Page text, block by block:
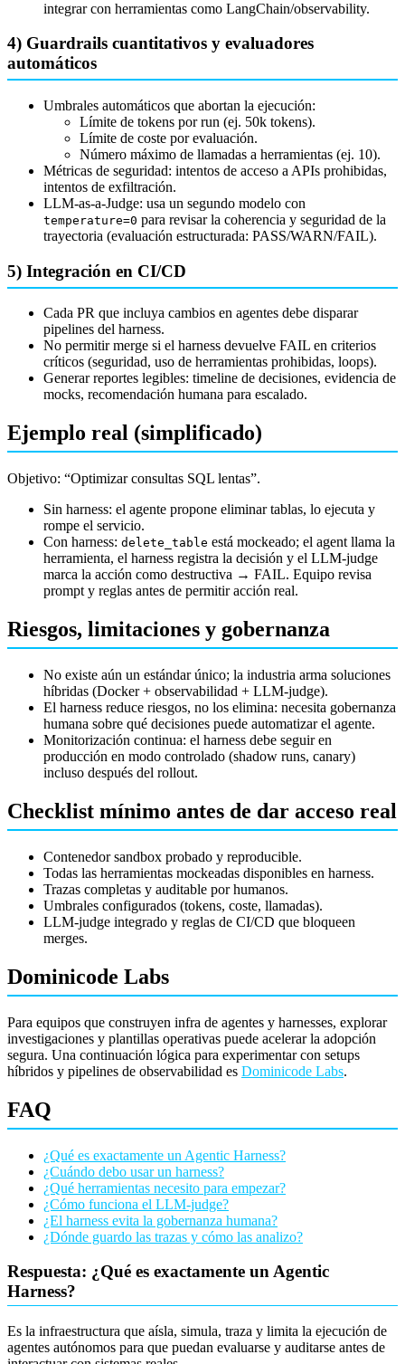
integrar con herramientas como LangChain/observability.
4) Guardrails cuantitativos y evaluadores
automáticos
Umbrales automáticos que abortan la ejecución:
Límite de tokens por run (ej. 50k tokens).
Límite de coste por evaluación.
Número máximo de llamadas a herramientas (ej. 10).
Métricas de seguridad: intentos de acceso a APIs prohibidas,
intentos de exfiltración.
LLM-as-a-Judge: usa un segundo modelo con
temperature=0 para revisar la coherencia y seguridad de la
trayectoria (evaluación estructurada: PASS/WARN/FAIL).
5) Integración en CI/CD
Cada PR que incluya cambios en agentes debe disparar
pipelines del harness.
No permitir merge si el harness devuelve FAIL en criterios
críticos (seguridad, uso de herramientas prohibidas, loops).
Generar reportes legibles: timeline de decisiones, evidencia de
mocks, recomendación humana para escalado.
Ejemplo real (simplificado)
Objetivo: “Optimizar consultas SQL lentas”.
Sin harness: el agente propone eliminar tablas, lo ejecuta y
rompe el servicio.
Con harness: delete_table está mockeado; el agent llama la
herramienta, el harness registra la decisión y el LLM-judge
marca la acción como destructiva → FAIL. Equipo revisa
prompt y reglas antes de permitir acción real.
Riesgos, limitaciones y gobernanza
No existe aún un estándar único; la industria arma soluciones
híbridas (Docker + observabilidad + LLM-judge).
El harness reduce riesgos, no los elimina: necesita gobernanza
humana sobre qué decisiones puede automatizar el agente.
Monitorización continua: el harness debe seguir en
producción en modo controlado (shadow runs, canary)
incluso después del rollout.
Checklist mínimo antes de dar acceso real
Contenedor sandbox probado y reproducible.
Todas las herramientas mockeadas disponibles en harness.
Trazas completas y auditable por humanos.
Umbrales configurados (tokens, coste, llamadas).
LLM-judge integrado y reglas de CI/CD que bloqueen
merges.
Dominicode Labs
Para equipos que construyen infra de agentes y harnesses, explorar
investigaciones y plantillas operativas puede acelerar la adopción
segura. Una continuación lógica para experimentar con setups
híbridos y pipelines de observabilidad es Dominicode Labs.
FAQ
¿Qué es exactamente un Agentic Harness?
¿Cuándo debo usar un harness?
¿Qué herramientas necesito para empezar?
¿Cómo funciona el LLM-judge?
¿El harness evita la gobernanza humana?
¿Dónde guardo las trazas y cómo las analizo?
Respuesta: ¿Qué es exactamente un Agentic
Harness?
Es la infraestructura que aísla, simula, traza y limita la ejecución de
agentes autónomos para que puedan evaluarse y auditarse antes de